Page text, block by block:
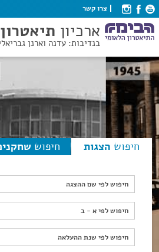
צרו קשר
ארכיון
בנדיבות: עדנה וארנן
חיפוש הצגות חיפוש
חיפוש לפי שם ההצגה
חיפוש לפי א - ב
חיפוש לפי א - ב
חיפוש לפי שנת ההעלאה
חיפוש לפי שנת ההעלאה